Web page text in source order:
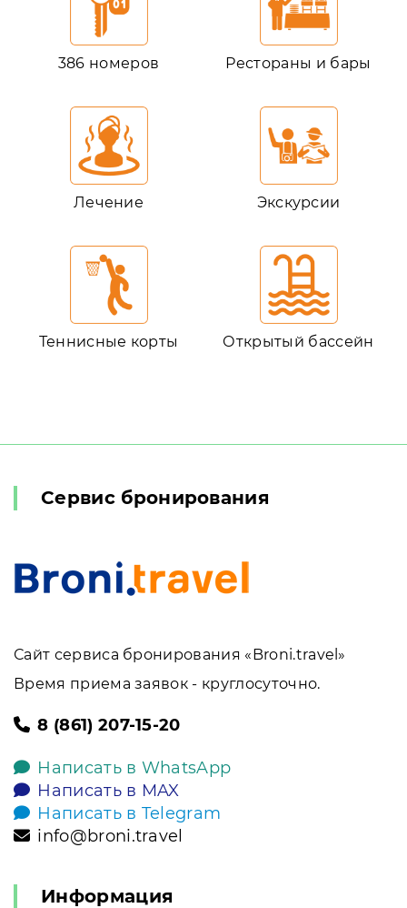
386 номеров Рестораны и бары
Лечение Экскурсии
Теннисные корты Открытый бассейн
Сервис бронирования
Сайт сервиса бронирования «Broni.travel»
Время приема заявок - круглосуточно.
8 (861) 207-15-20
Написать в WhatsApp
Написать в MAX
Написать в Telegram
info@broni.travel
Информация